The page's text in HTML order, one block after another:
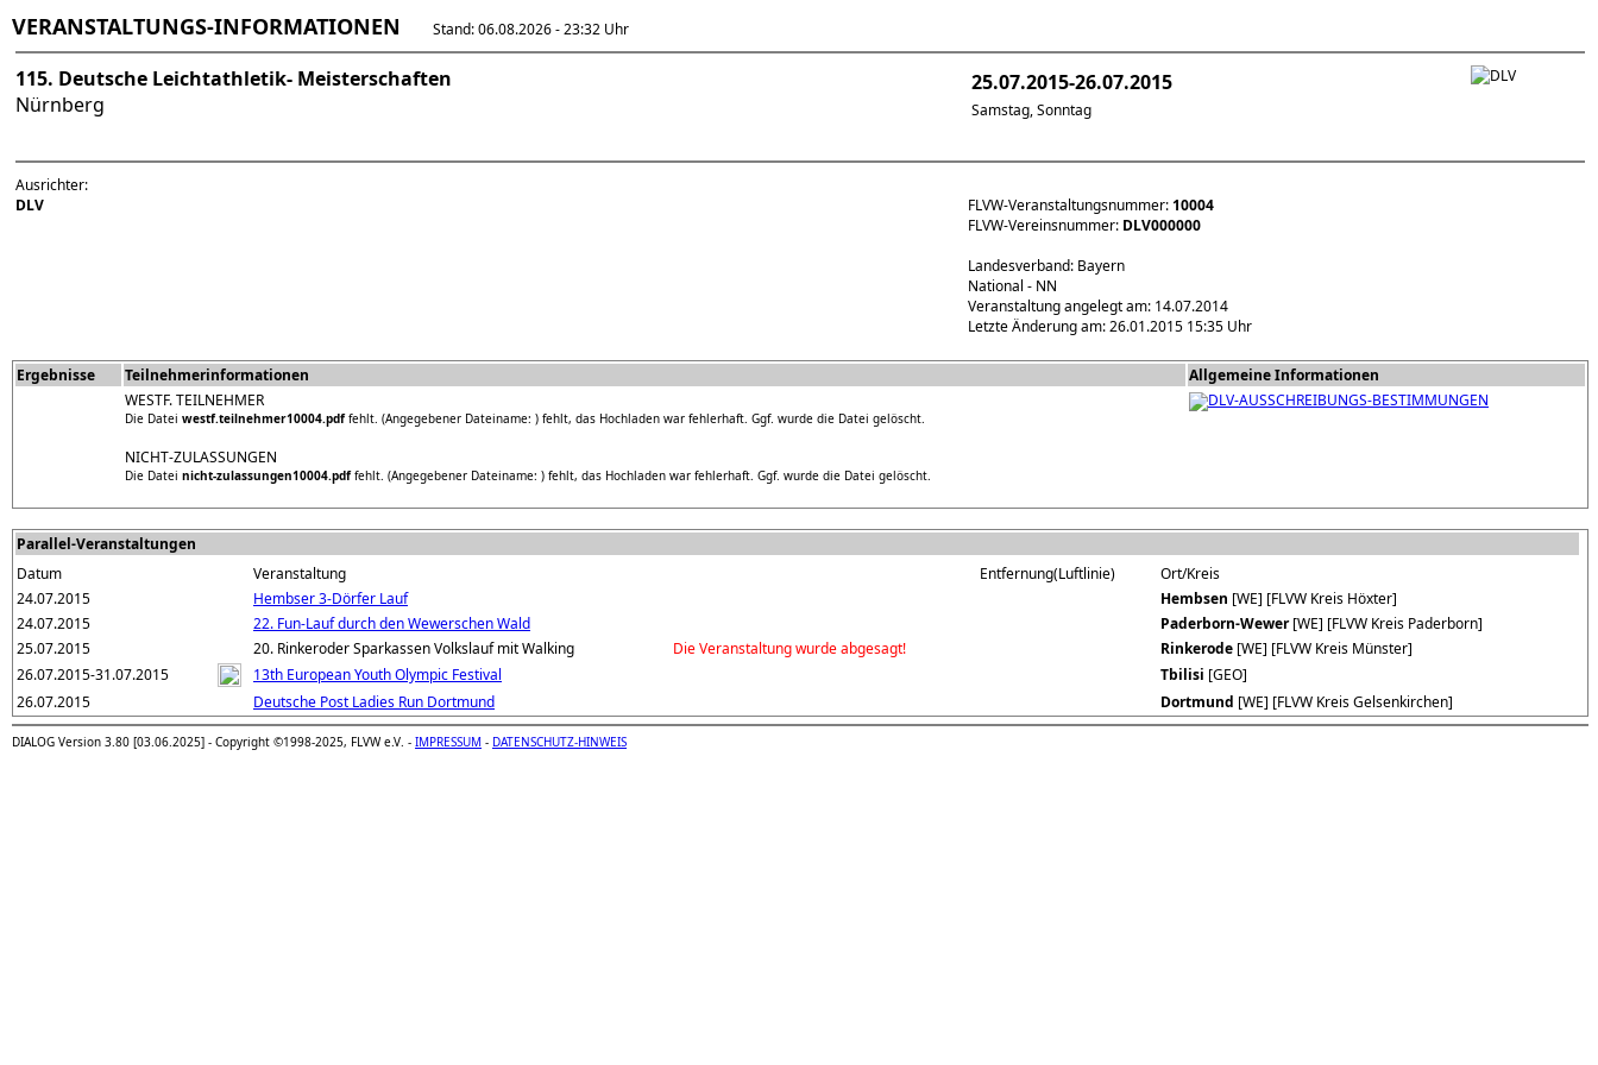
VERANSTALTUNGS-INFORMATIONEN Stand: 06.08.2026 - 23:32 Uhr
115. Deutsche Leichtathletik- Meisterschaften
Nürnberg
25.07.2015-26.07.2015
Samstag, Sonntag
Ausrichter:
DLV
FLVW-Veranstaltungsnummer:10004
FLVW-Vereinsnummer: DLV000000
Landesverband: Bayern
National - NN
Veranstaltung angelegt am: 14.07.2014
Letzte Änderung am: 26.01.2015 15:35 Uhr
Ergebnisse Teilnehmerinformationen
Allgemeine Informationen
WESTF. TEILNEHMER
Die Datei westf.teilnehmer10004.pdffehlt. (Angegebener Dateiname: ) fehlt, das Hochladen war fehlerhaft. Ggf. wurde die Datei gelöscht.
NICHT-ZULASSUNGEN
Die Datei nicht-zulassungen10004.pdffehlt. (Angegebener Dateiname: ) fehlt, das Hochladen war fehlerhaft. Ggf. wurde die Datei gelöscht.
DLV-AUSSCHREIBUNGS-BESTIMMUNGEN
Parallel-Veranstaltungen
Datum
Veranstaltung Entfernung(Luftlinie)
Ort/Kreis
24.07.2015
Hembser 3-Dörfer Lauf Hembsen [WE] [FLVW Kreis Höxter]
24.07.2015
22. Fun-Lauf durch den Wewerschen Wald Paderborn-Wewer[WE] [FLVW Kreis Paderborn]
25.07.2015
20. Rinkeroder Sparkassen Volkslauf mit Walking Die Veranstaltung wurde abgesagt! Rinkerode [WE] [FLVW Kreis Münster]
26.07.2015-31.07.2015
13th European Youth Olympic Festival Tbilisi [GEO]
26.07.2015
Deutsche Post Ladies Run Dortmund Dortmund [WE] [FLVW Kreis Gelsenkirchen]
DIALOG Version 3.80 [03.06.2025] - Copyright ©1998-2025, FLVW e.V. - IMPRESSUM - DATENSCHUTZ-HINWEIS